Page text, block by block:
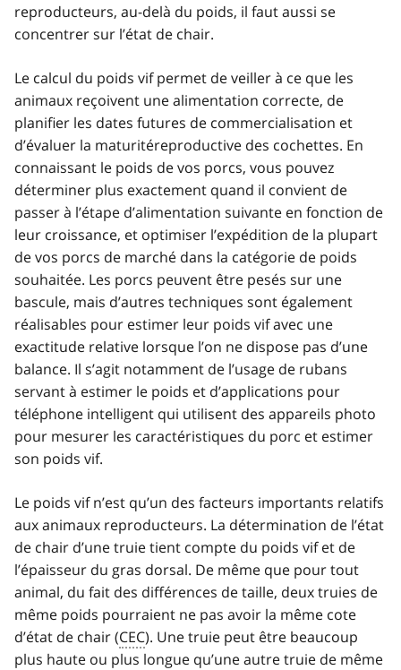
reproducteurs, au-delà du poids, il faut aussi se
concentrer sur l’état de chair.
Le calcul du poids vif permet de veiller à ce que les
animaux reçoivent une alimentation correcte, de
planifier les dates futures de commercialisation et
d’évaluer la maturitéreproductive des cochettes. En
connaissant le poids de vos porcs, vous pouvez
déterminer plus exactement quand il convient de
passer à l’étape d’alimentation suivante en fonction de
leur croissance, et optimiser l’expédition de la plupart
de vos porcs de marché dans la catégorie de poids
souhaitée. Les porcs peuvent être pesés sur une
bascule, mais d’autres techniques sont également
réalisables pour estimer leur poids vif avec une
exactitude relative lorsque l’on ne dispose pas d’une
balance. Il s’agit notamment de l’usage de rubans
servant à estimer le poids et d’applications pour
téléphone intelligent qui utilisent des appareils photo
pour mesurer les caractéristiques du porc et estimer
son poids vif.
Le poids vif n’est qu’un des facteurs importants relatifs
aux animaux reproducteurs. La détermination de l’état
de chair d’une truie tient compte du poids vif et de
l’épaisseur du gras dorsal. De même que pour tout
animal, du fait des différences de taille, deux truies de
même poids pourraient ne pas avoir la même cote
d’état de chair (CEC). Une truie peut être beaucoup
plus haute ou plus longue qu’une autre truie de même